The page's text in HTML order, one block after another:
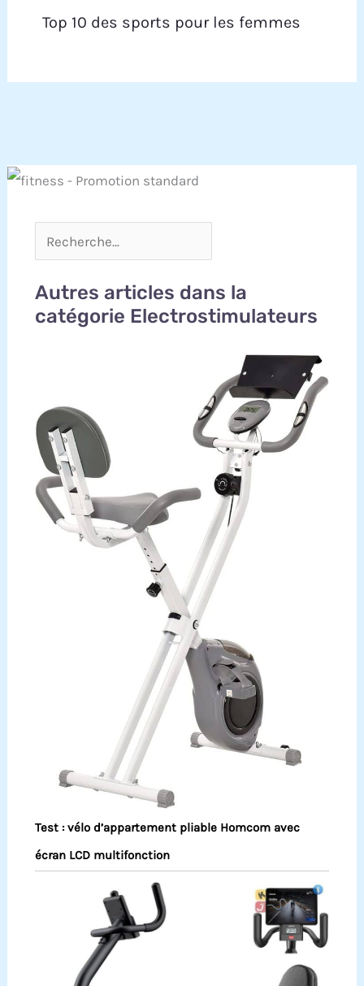
utilisation si vous avez un problème de santé
Top 10 des sports pour les femmes
Autres articles dans la
catégorie Electrostimulateurs
Test : vélo d’appartement pliable Homcom avec
écran LCD multifonction